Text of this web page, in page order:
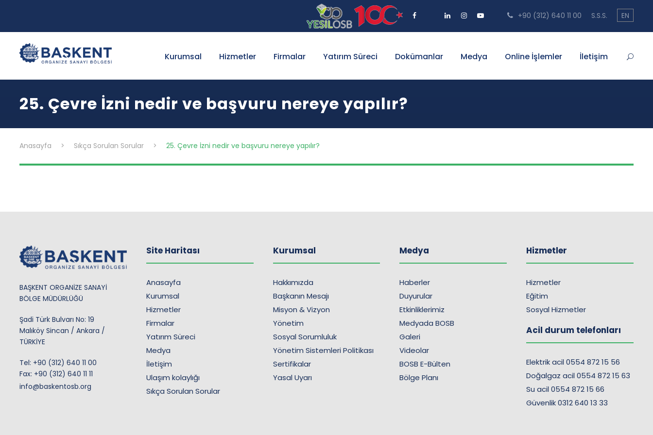
+90 (312) 640 11 00 S.S.S. EN
Kurumsal Hizmetler Firmalar Yatırım Süreci Dokümanlar Medya Online İşlemler İletişim
25. Çevre İzni nedir ve başvuru nereye yapılır?
Anasayfa > Sıkça Sorulan Sorular > 25. Çevre İzni nedir ve başvuru nereye yapılır?
BAŞKENT ORGANİZE SANAYİ
BÖLGE MÜDÜRLÜĞÜ
Şadi Türk Bulvarı No: 19
Malıköy Sincan / Ankara /
TÜRKİYE
Tel: +90 (312) 640 11 00
Fax: +90 (312) 640 11 11
info@baskentosb.org
Site Haritası
Anasayfa
Kurumsal
Hizmetler
Firmalar
Yatırım Süreci
Medya
İletişim
Ulaşım kolaylığı
Sıkça Sorulan Sorular
Kurumsal
Hakkımızda
Başkanın Mesajı
Misyon & Vizyon
Yönetim
Sosyal Sorumluluk
Yönetim Sistemleri Politikası
Sertifikalar
Yasal Uyarı
Medya
Haberler
Duyurular
Etkinliklerimiz
Medyada BOSB
Galeri
Videolar
BOSB E-Bülten
Bölge Planı
Hizmetler
Hizmetler
Eğitim
Sosyal Hizmetler
Acil durum telefonları
Elektrik acil 0554 872 15 56
Doğalgaz acil 0554 872 15 63
Su acil 0554 872 15 66
Güvenlik 0312 640 13 33